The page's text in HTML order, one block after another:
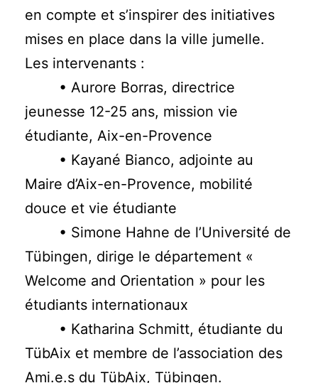
en compte et s’inspirer des initiatives
mises en place dans la ville jumelle.
Les intervenants :
• Aurore Borras, directrice
jeunesse 12-25 ans, mission vie
étudiante, Aix-en-Provence
• Kayané Bianco, adjointe au
Maire d’Aix-en-Provence, mobilité
douce et vie étudiante
• Simone Hahne de l’Université de
Tübingen, dirige le département «
Welcome and Orientation » pour les
étudiants internationaux
• Katharina Schmitt, étudiante du
TübAix et membre de l’association des
Ami.e.s du TübAix, Tübingen.